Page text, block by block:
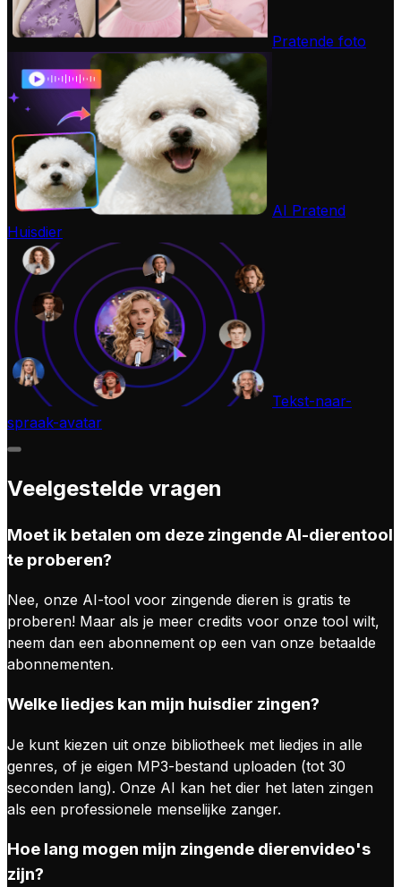
Pratende foto
AI Pratend
Huisdier
Tekst-naar-
spraak-avatar
Veelgestelde vragen
Moet ik betalen om deze zingende AI-dierentool
te proberen?
Nee, onze AI-tool voor zingende dieren is gratis te
proberen! Maar als je meer credits voor onze tool wilt,
neem dan een abonnement op een van onze betaalde
abonnementen.
Welke liedjes kan mijn huisdier zingen?
Je kunt kiezen uit onze bibliotheek met liedjes in alle
genres, of je eigen MP3-bestand uploaden (tot 30
seconden lang). Onze AI kan het dier het laten zingen
als een professionele menselijke zanger.
Hoe lang mogen mijn zingende dierenvideo's
zijn?